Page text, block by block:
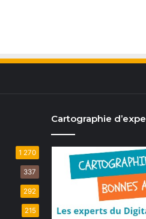
1 270
337
292
215
Cartographie